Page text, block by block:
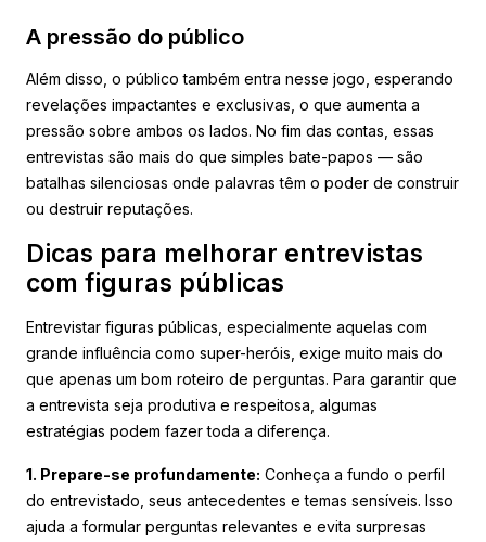
A pressão do público
Além disso, o público também entra nesse jogo, esperando
revelações impactantes e exclusivas, o que aumenta a
pressão sobre ambos os lados. No fim das contas, essas
entrevistas são mais do que simples bate-papos — são
batalhas silenciosas onde palavras têm o poder de construir
ou destruir reputações.
Dicas para melhorar entrevistas
com figuras públicas
Entrevistar figuras públicas, especialmente aquelas com
grande influência como super-heróis, exige muito mais do
que apenas um bom roteiro de perguntas. Para garantir que
a entrevista seja produtiva e respeitosa, algumas
estratégias podem fazer toda a diferença.
1. Prepare-se profundamente: Conheça a fundo o perfil
do entrevistado, seus antecedentes e temas sensíveis. Isso
ajuda a formular perguntas relevantes e evita surpresas